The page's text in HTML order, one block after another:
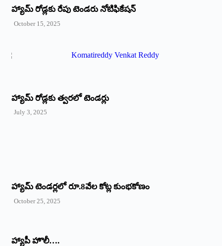
హ్యామ్‌ రోడ్లకు రేపు టెండరు నోటిఫికేషన్‌
October 15, 2025
హ్యామ్‌ రోడ్లకు త్వరలో టెండర్లు
July 3, 2025
హ్యామ్‌ ‌టెండర్లలో రూ.8వేల కోట్ల కుంభకోణం
October 25, 2025
హ్యాపీ హొలీ….